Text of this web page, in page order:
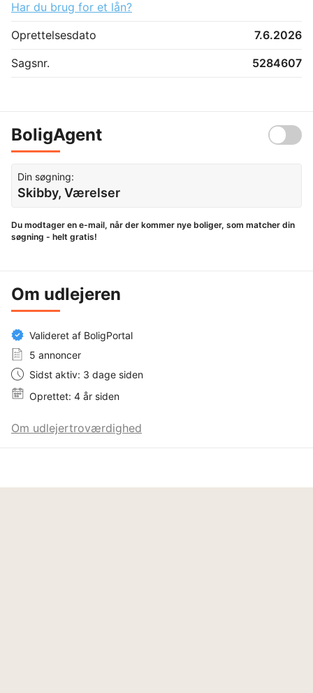
Har du brug for et lån?
Oprettelsesdato
7.6.2026
Sagsnr.
5284607
BoligAgent
Din søgning:
Skibby, Værelser
Du modtager en e-mail, når der kommer nye boliger, som matcher din
søgning - helt gratis!
Om udlejeren
Valideret af BoligPortal
5 annoncer
Sidst aktiv: 3 dage siden
Oprettet: 4 år siden
Om udlejertroværdighed